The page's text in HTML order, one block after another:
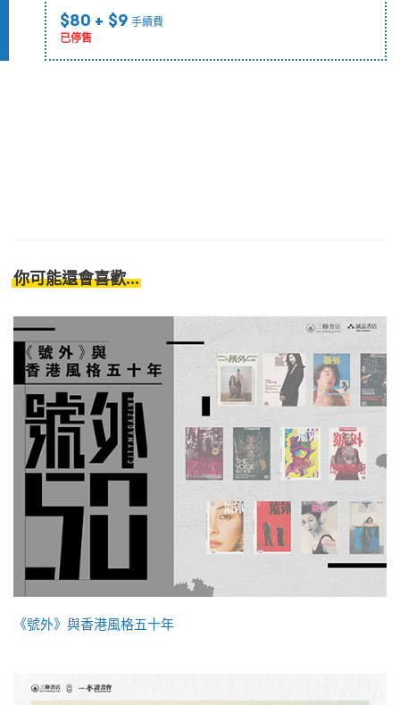
$80 + $9 手續費
已停售
你可能還會喜歡...
《號外》與香港風格五十年